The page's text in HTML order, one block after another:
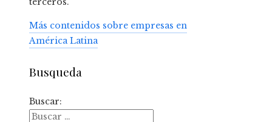
Más contenidos sobre empresas en
América Latina
Busqueda
Buscar: